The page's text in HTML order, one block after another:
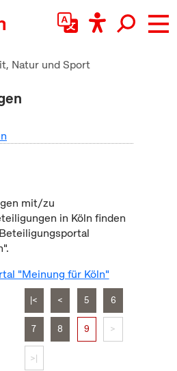
Natur und Sport
mit/zu
in Köln finden
"Meinung für Köln"
|< < 5 6
7 8 9 >
>|